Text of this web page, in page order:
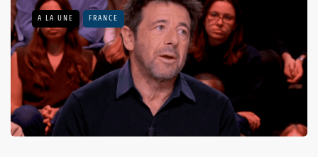
A LA UNE FRANCE